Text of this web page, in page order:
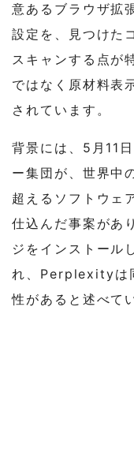
意あるブラウザ拡
設定を、見つけた
スキャンする点が
ではなく原材料表
されています。
背景には、5月11
ー集団が、世界中
超えるソフトウェ
仕込んだ事案があ
ジをインストール
れ、Perplexityは
性があると述べて